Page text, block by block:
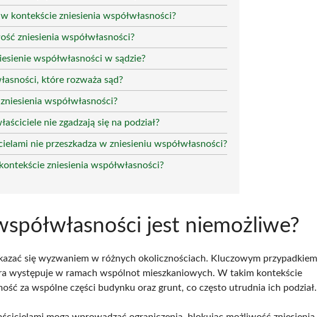
kontekście zniesienia współwłasności?
zniesienia współwłasności?
współwłasności w sądzie?
które rozważa sąd?
współwłasności?
nie zgadzają się na podział?
nie przeszkadza w zniesieniu współwłasności?
zniesienia współwłasności?
jest niemożliwe?
się wyzwaniem w różnych okolicznościach. Kluczowym przypadkiem
występuje w ramach wspólnot mieszkaniowych. W takim kontekście
za wspólne części budynku oraz grunt, co często utrudnia ich podział.